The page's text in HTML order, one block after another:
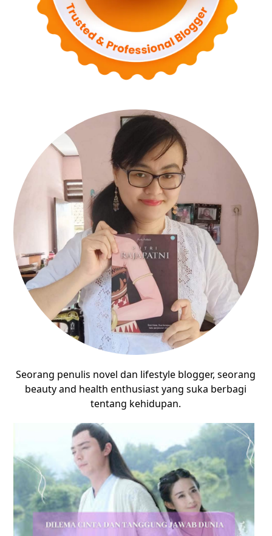
Seorang penulis novel dan lifestyle blogger, seorang
beauty and health enthusiast yang suka berbagi
tentang kehidupan.